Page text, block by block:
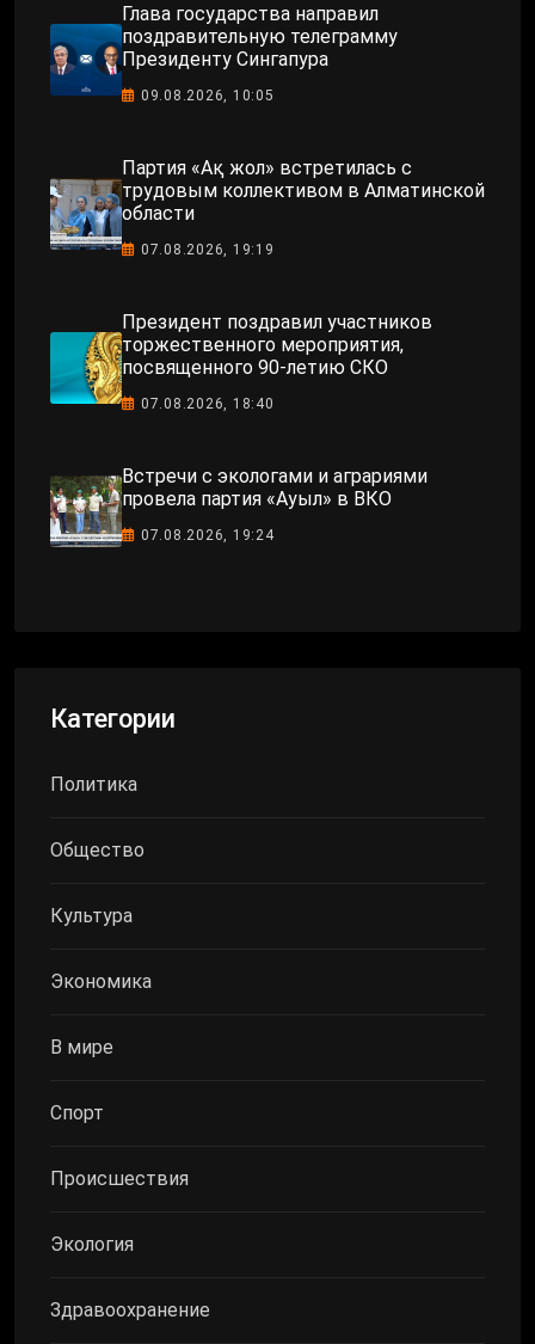
Глава государства направил
поздравительную телеграмму
Президенту Сингапура
09.08.2026, 10:05
Партия «Ақ жол» встретилась с
трудовым коллективом в Алматинской
области
07.08.2026, 19:19
Президент поздравил участников
торжественного мероприятия,
посвященного 90-летию СКО
07.08.2026, 18:40
Встречи с экологами и аграриями
провела партия «Ауыл» в ВКО
07.08.2026, 19:24
Категории
Политика
Общество
Культура
Экономика
В мире
Спорт
Происшествия
Экология
Здравоохранение